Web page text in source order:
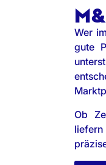
Wer
gute
Ob